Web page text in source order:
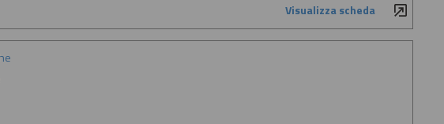
Visualizza scheda